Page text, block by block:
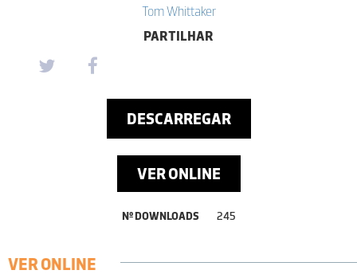
Tom Whittaker
PARTILHAR
DESCARREGAR
VER ONLINE
Nº DOWNLOADS 245
VER ONLINE